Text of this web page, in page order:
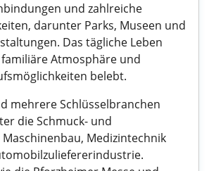
und zahlreiche
darunter Parks, Museen und
Das tägliche Leben
Atmosphäre und
belebt.
mehrere Schlüsselbranchen
die Schmuck- und
Medizintechnik